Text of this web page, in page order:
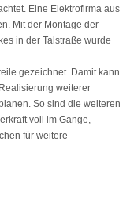
Eine Elektrofirma aus
Mit der Montage der
in der Talstraße wurde
gezeichnet. Damit kann
weiterer
So sind die weiteren
voll im Gange,
für weitere